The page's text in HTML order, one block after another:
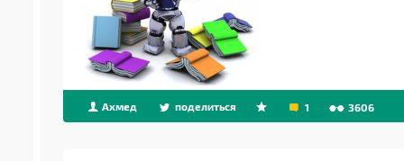
Ахмед поделиться 1 3606